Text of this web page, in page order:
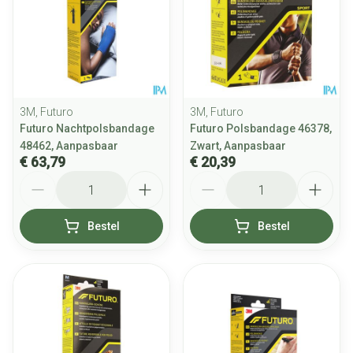
3M, Futuro
Futuro Nachtpolsbandage
48462, Aanpasbaar
€ 63,79
Bestel
3M, Futuro
Futuro Polsbandage 46378,
Zwart, Aanpasbaar
€ 20,39
Bestel